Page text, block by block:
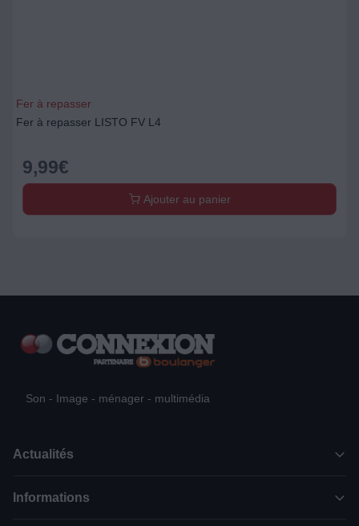
Fer à repasser
Fer à repasser LISTO FV L4
9,99€
Ajouter au panier
Son - Image - ménager - multimédia
Actualités
Informations